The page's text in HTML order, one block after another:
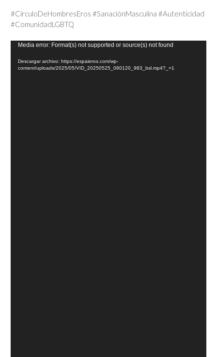
#CírculoDeHombresEros #SanaciónMasculina #Autenticidad
#ComunidadLGBTQ
Reproductor
vídeo
Media error: Format(s) not supported or source(s) not found
Descargar archivo: https://espaieros.com/wp-
content/uploads/2025/05/VID_20250525_080120_983_bsl.mp4?_=1